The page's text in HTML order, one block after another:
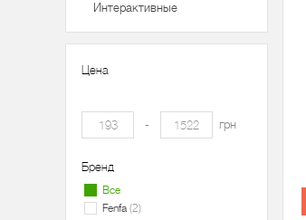
Интерактивные
Цена
- грн
Бренд
Все
Fenfa 2